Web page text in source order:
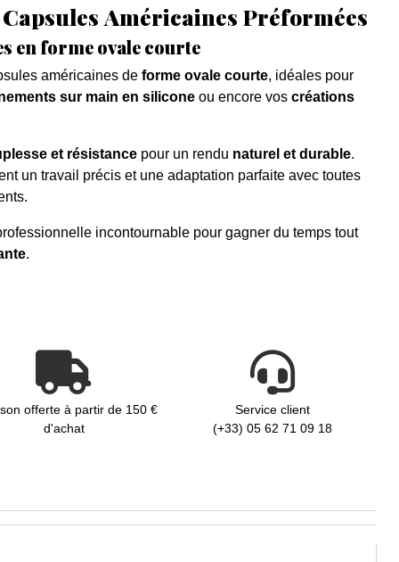
Américaines Préformées
en forme ovale courte
américaines de forme ovale courte, idéales pour
sur main en siliconeou encore vos créations
et résistancepour un rendu naturel et durable.
un travail précis et une adaptation parfaite avec toutes
incontournable pour gagner du temps tout
.
offerte à partir de 150 €
d'achat
Service client
(+33) 05 62 71 09 18